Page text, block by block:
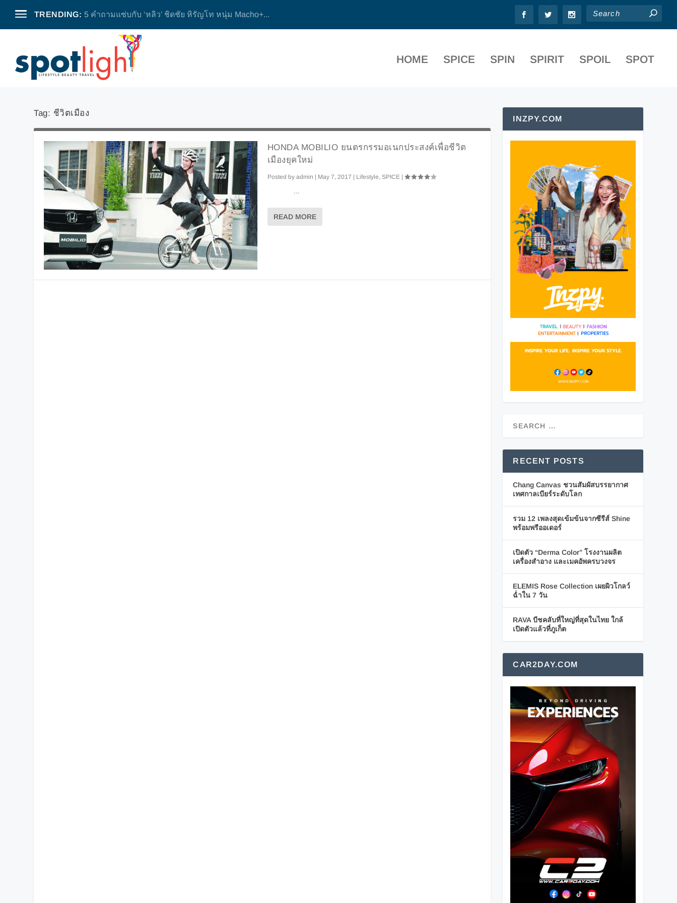
TRENDING: 5 คำถามแซ่บกับ ‘หลิว’ ชิดชัย หิรัญโท หนุ่ม Macho+...
HOME SPICE SPIN SPIRIT SPOIL SPOT
Tag: ชีวิตเมือง
HONDA MOBILIO ยนตรกรรมอเนกประสงค์เพื่อชีวิต
เมืองยุคใหม่
Posted by admin | May 7, 2017 | Lifestyle, SPICE|
...
READ MORE
INZPY.COM
RECENT POSTS
Chang Canvas ชวนสัมผัสบรรยากาศ
เทศกาลเบียร์ระดับโลก
รวม 12 เพลงสุดเข้มข้นจากซีรีส์ Shine
พร้อมพรีออเดอร์
เปิดตัว “Derma Color” โรงงานผลิต
เครื่องสำอาง และเมคอัพครบวงจร
ELEMIS Rose Collection เผยผิวโกลว์
ฉ่ำใน 7 วัน
RAVA บีชคลับที่ใหญ่ที่สุดในไทย ใกล้
เปิดตัวแล้วที่ภูเก็ต
CAR2DAY.COM